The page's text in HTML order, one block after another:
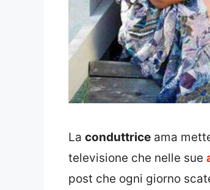
La conduttrice ama
televisione che nelle sue
post che ogni giorno